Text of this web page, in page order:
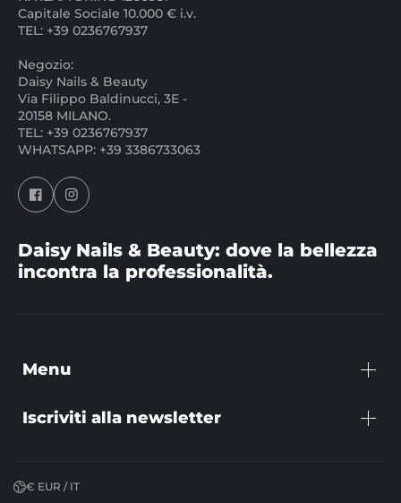
Capitale Sociale 10.000 € i.v.
TEL: +39 0236767937
Negozio:
Daisy Nails & Beauty
Via Filippo Baldinucci, 3E -
20158 MILANO.
TEL: +39 0236767937
WHATSAPP: +39 3386733063
Daisy Nails & Beauty: dove la bellezza
incontra la professionalità.
Menu
Iscriviti alla newsletter
€ EUR / IT